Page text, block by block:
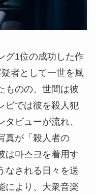
グ1位の成功した作
者として一世を風
ものの、世間は彼
ビでは彼を殺人犯
ビューが流れ、
真が「殺人者の
は마스크を着用す
なされる日々を送
により、大衆音楽